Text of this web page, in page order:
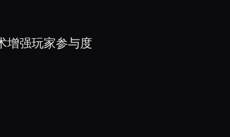
增强玩家参与度